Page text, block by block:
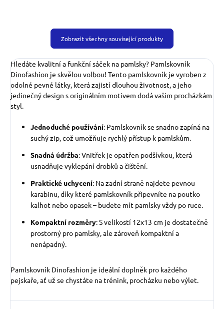
Zobrazit všechny související produkty
Hledáte kvalitní a funkční sáček na pamlsky? Pamlskovník
Dinofashion je skvělou volbou! Tento pamlskovník je vyroben z
odolné pevné látky, která zajistí dlouhou životnost, a jeho
jedinečný design s originálním motivem dodá vašim procházkám
styl.
Jednoduché používání: Pamlskovník se snadno zapíná na
suchý zip, což umožňuje rychlý přístup k pamlskům.
Snadná údržba: Vnitřek je opatřen podšívkou, která
usnadňuje vyklepání drobků a čištění.
Praktické uchycení: Na zadní straně najdete pevnou
karabinu, díky které pamlskovník připevníte na poutko
kalhot nebo opasek – budete mít pamlsky vždy po ruce.
Kompaktní rozměry: S velikostí 12x13 cm je dostatečně
prostorný pro pamlsky, ale zároveň kompaktní a
nenápadný.
Pamlskovník Dinofashion je ideální doplněk pro každého
pejskaře, ať už se chystáte na trénink, procházku nebo výlet.